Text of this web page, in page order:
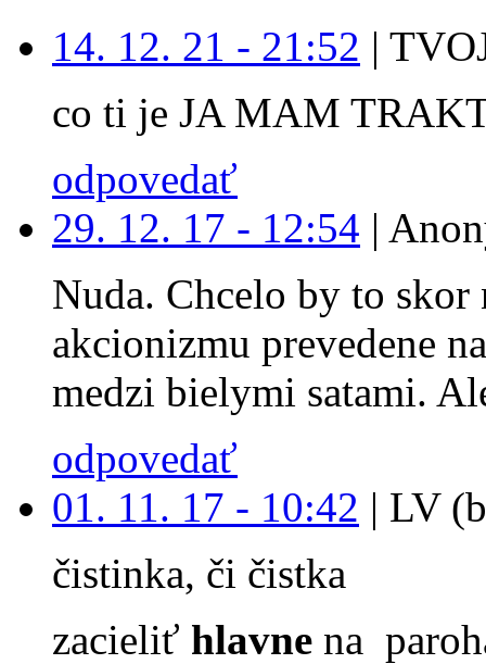
14. 12. 21 - 21:52 |
co ti je JA MAM
odpovedať
29. 12. 17 - 12:54 |
Nuda. Chcelo by to
akcionizmu prevedene
medzi bielymi satami.
odpovedať
01. 11. 17 - 10:42 | LV
čistinka, či čistka
zacieliť hlavne na